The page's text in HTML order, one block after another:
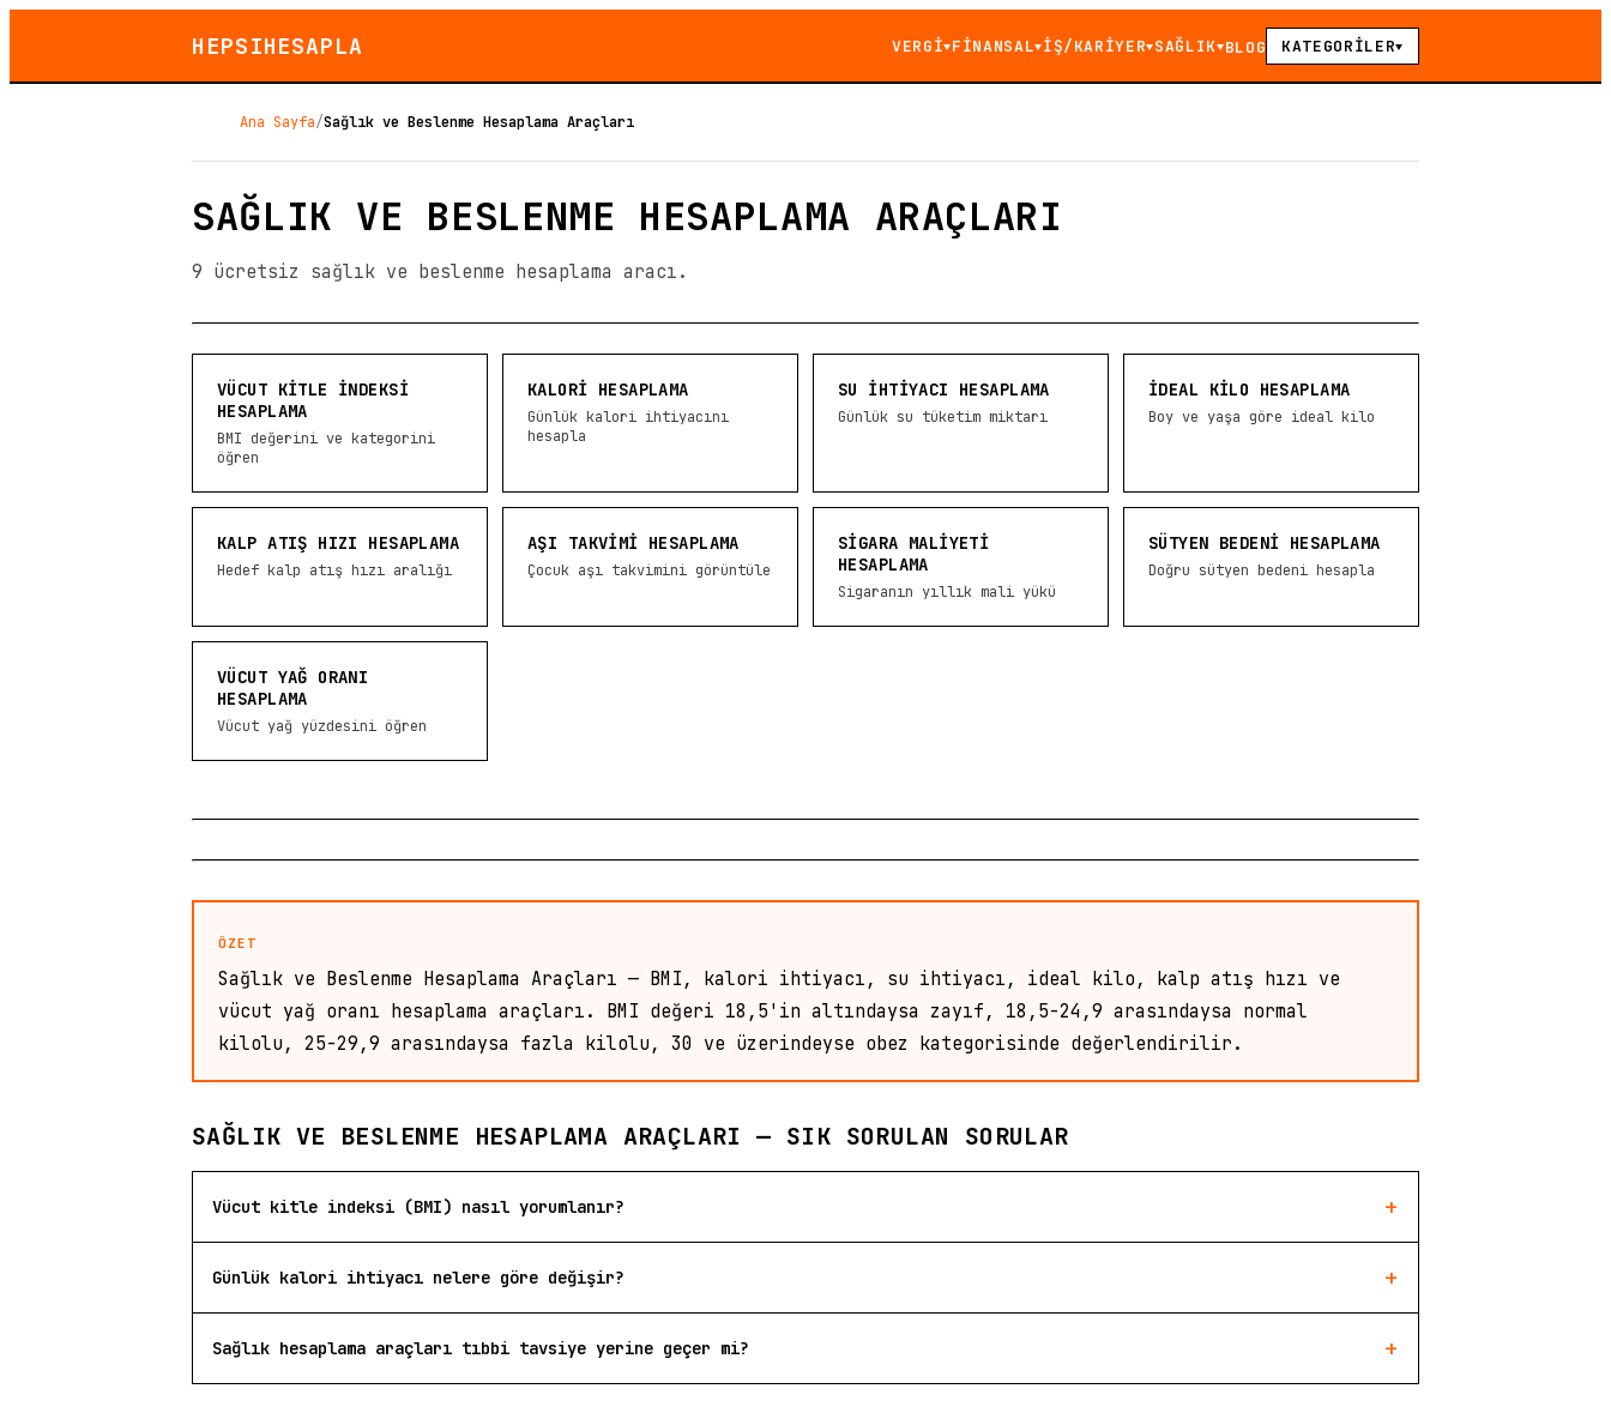
HEPSIHESAPLA VERGİ▼FİNANSAL▼İŞ/KARİYER▼SAĞLIK▼BLOG KATEGORİLER▼
Ana Sayfa/Sağlık ve Beslenme Hesaplama Araçları
SAĞLIK VE BESLENME HESAPLAMA ARAÇLARI
9 ücretsiz sağlık ve beslenme hesaplama aracı.
VÜCUT KITLE İNDEKSI
HESAPLAMA
BMI değerini ve kategorini
öğren
KALORI HESAPLAMA
Günlük kalori ihtiyacını
hesapla
SU İHTIYACI HESAPLAMA
Günlük su tüketim miktarı
İDEAL KILO HESAPLAMA
Boy ve yaşa göre ideal kilo
KALP ATIŞ HIZI HESAPLAMA
Hedef kalp atış hızı aralığı
AŞI TAKVIMI HESAPLAMA
Çocuk aşı takvimini görüntüle
SIGARA MALIYETI
HESAPLAMA
Sigaranın yıllık mali yükü
SÜTYEN BEDENI HESAPLAMA
Doğru sütyen bedeni hesapla
VÜCUT YAĞ ORANI
HESAPLAMA
Vücut yağ yüzdesini öğren
ÖZET
Sağlık ve Beslenme Hesaplama Araçları — BMI, kalori ihtiyacı, su ihtiyacı, ideal kilo, kalp atış hızı ve
vücut yağ oranı hesaplama araçları. BMI değeri 18,5'in altındaysa zayıf, 18,5-24,9 arasındaysa normal
kilolu, 25-29,9 arasındaysa fazla kilolu, 30 ve üzerindeyse obez kategorisinde değerlendirilir.
SAĞLIK VE BESLENME HESAPLAMA ARAÇLARI — SIK SORULAN SORULAR
Vücut kitle indeksi (BMI) nasıl yorumlanır? +
Günlük kalori ihtiyacı nelere göre değişir? +
Sağlık hesaplama araçları tıbbi tavsiye yerine geçer mi? +